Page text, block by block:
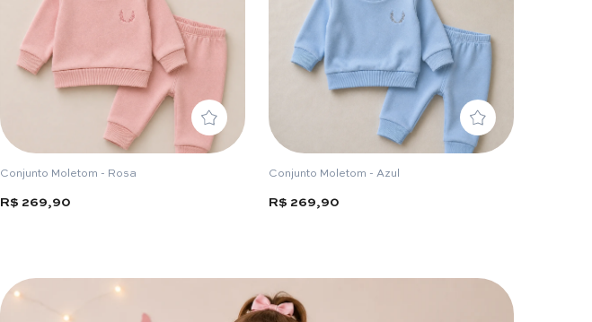
Conjunto Moletom - Rosa
R$ 269,90
Conjunto Moletom - Azul
R$ 269,90